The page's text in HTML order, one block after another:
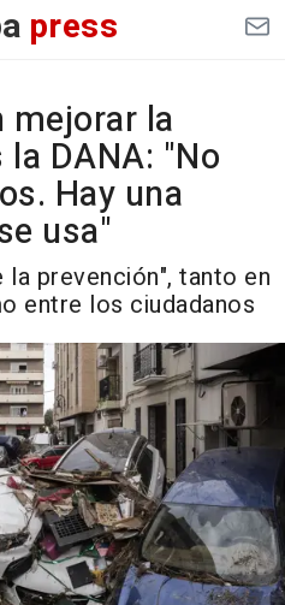
press
mejorar la
DANA: "No
Hay una
usa"
prevención", tanto en
entre los ciudadanos